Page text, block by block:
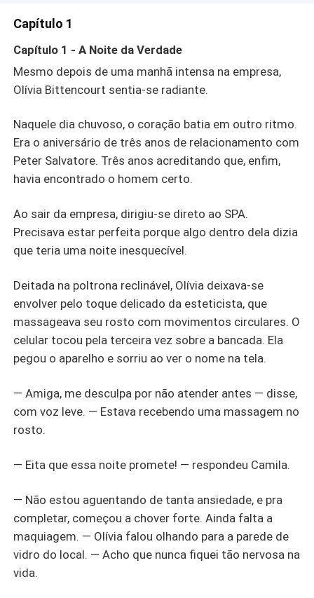
impossível fingir para sempre… e que esse contrato pode
Capítulo 1
Capítulo 1 - A Noite da Verdade
Mesmo depois de uma manhã intensa na empresa,
Olívia Bittencourt sentia-se radiante.
Naquele dia chuvoso, o coração batia em outro ritmo.
Era o aniversário de três anos de relacionamento com
Peter Salvatore. Três anos acreditando que, enfim,
havia encontrado o homem certo.
Ao sair da empresa, dirigiu-se direto ao SPA.
Precisava estar perfeita porque algo dentro dela dizia
que teria uma noite inesquecível.
Deitada na poltrona reclinável, Olívia deixava-se
envolver pelo toque delicado da esteticista, que
massageava seu rosto com movimentos circulares. O
celular tocou pela terceira vez sobre a bancada. Ela
pegou o aparelho e sorriu ao ver o nome na tela.
— Amiga, me desculpa por não atender antes — disse,
com voz leve. — Estava recebendo uma massagem no
rosto.
— Eita que essa noite promete! — respondeu Camila.
— Não estou aguentando de tanta ansiedade, e pra
completar, começou a chover forte. Ainda falta a
maquiagem. — Olívia falou olhando para a parede de
vidro do local. — Acho que nunca fiquei tão nervosa na
vida.